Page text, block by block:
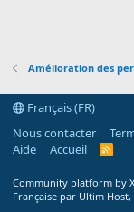
Amélioration des
Français (FR)
Nous contacter
Aide
Accueil
R
Community platform by
Française par Ultim Host,